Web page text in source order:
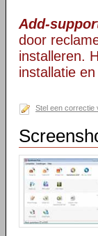
Add-
door
installeren.
installatie
Stel een correctie